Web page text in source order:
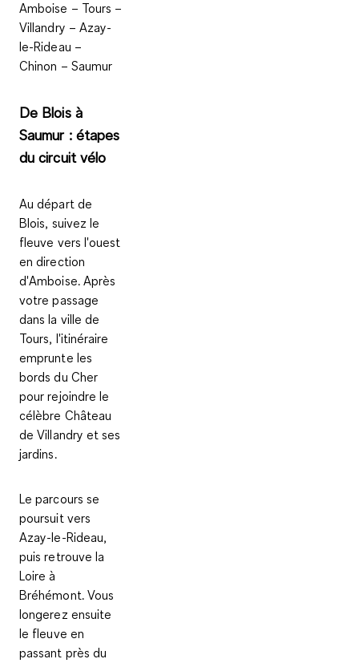
Amboise – Tours –
Villandry – Azay-
le-Rideau –
Chinon – Saumur
De Blois à
Saumur : étapes
du circuit vélo
Au départ de
Blois, suivez le
fleuve vers l'ouest
en direction
d'Amboise. Après
votre passage
dans la ville de
Tours, l'itinéraire
emprunte les
bords du Cher
pour rejoindre le
célèbre Château
deVillandry et ses
jardins.
Le parcours se
poursuit vers
Azay-le-Rideau,
puis retrouve la
Loire à
Bréhémont. Vous
longerez ensuite
le fleuve en
passant près du